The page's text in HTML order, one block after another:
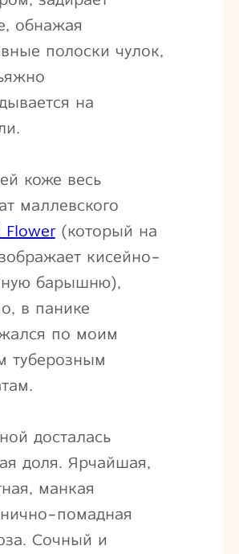
обнажая
полоски чулок,
на
коже весь
маллевского
Flower(который на
кисейно-
барышню),
в панике
по моим
туберозным
досталась
доля. Ярчайшая,
манкая
помадная
Сочный и